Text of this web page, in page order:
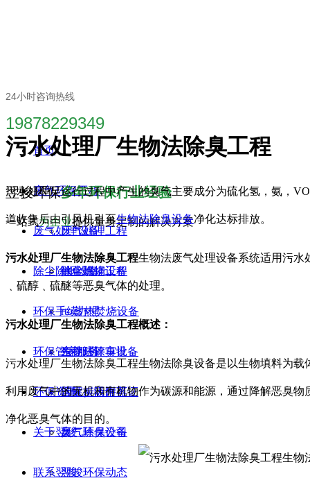
24小时咨询热线
19878229349
首页
废气环保工程
废气处理工程
除尘除烟工程
废气处理设备
催化燃烧设备
rto蓄热焚烧设备
生物法除臭设备
活性炭吸附器
臭气除臭设备
除尘除烟设备
环保手续办理
东莞环评审批
国家排污许可证
环保管家服务
环保资讯
废气环保公司
翌骏环保动态
关于翌骏
联系翌骏
翌骏环保多年环保行业经验
一站式为企业提供量身定制的解决方案
污水处理厂生物法除臭工程
污水处理厂运行过程中产生的臭气主要成分为硫化氢，氨，
道收集后由引风机引至生物法除臭设备净化达标排放。
污水处理厂生物法除臭工程生物法废气处理设备系统适用污
﹑硫醇﹑硫醚等恶臭气体的处理。
污水处理厂生物法除臭工程概述：
污水处理厂生物法除臭工程生物法除臭设备是以生物填料为
利用废气中的无机和有机物作为碳源和能源，通过降解恶臭
净化恶臭气体的目的。